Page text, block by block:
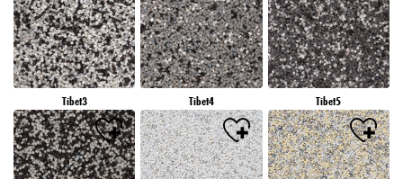
Tibet3 Tibet4 Tibet5